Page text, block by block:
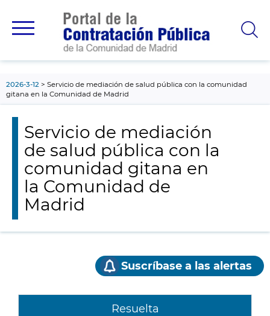
principal
2026-3-12
Servicio de mediación de salud pública con la comunidad
gitana en la Comunidad de Madrid
Servicio de mediación
de salud pública con la
comunidad gitana en
la Comunidad de
Madrid
Suscríbase a las alertas
Resuelta